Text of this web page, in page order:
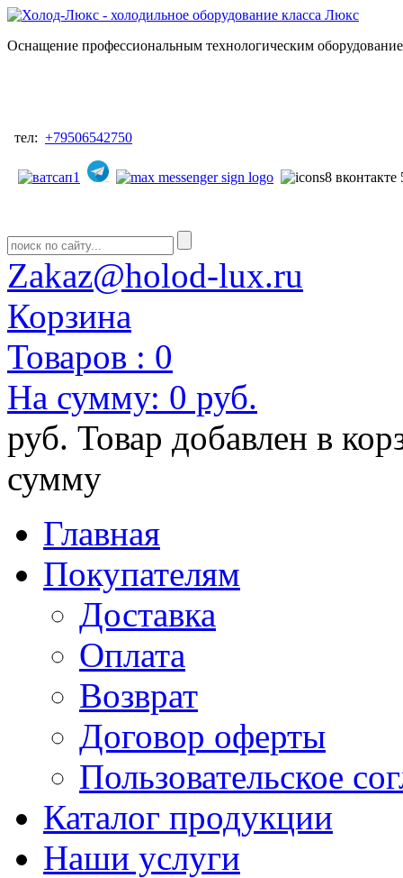
Оснащение профессиональным технологическим
тел: +79506542750
Zakaz@holod-lux.ru
Корзина
Товаров : 0
На сумму: 0 руб.
руб. Товар добавлен в
сумму
Главная
Покупателям
Доставка
Оплата
Возврат
Договор оферты
Пользовательское
Каталог продукции
Наши услуги